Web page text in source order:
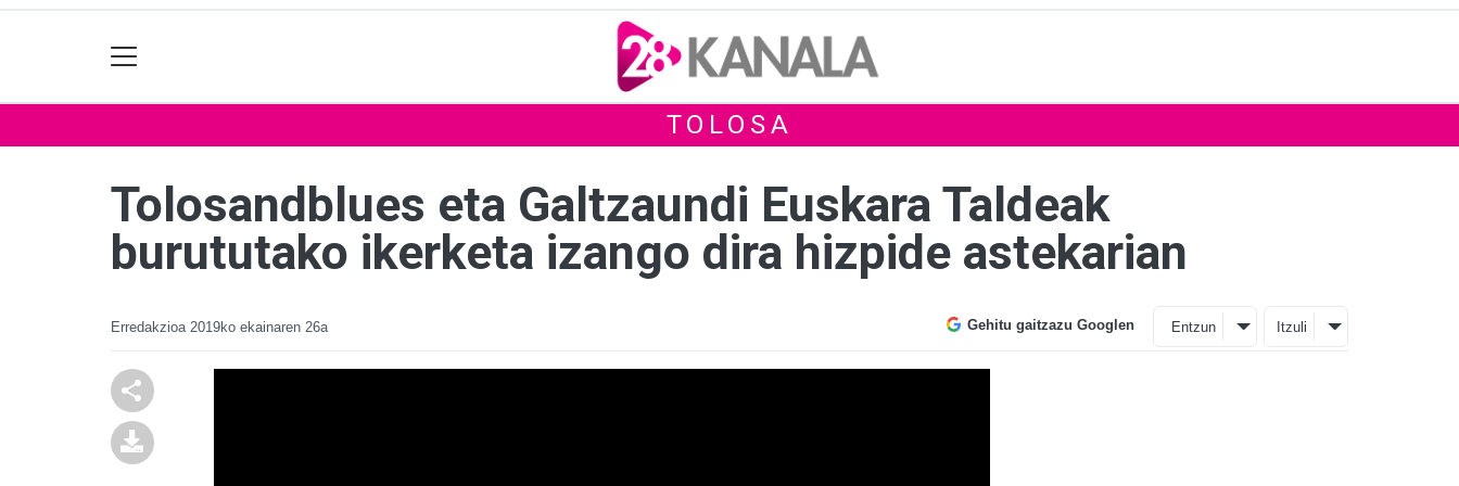
TOLOSA
Tolosandblues eta Galtzaundi Euskara Taldeak
burututako ikerketa izango dira hizpide astekarian
Erredakzioa 2019ko ekainaren 26a Gehitu gaitzazu Googlen Entzun Itzuli